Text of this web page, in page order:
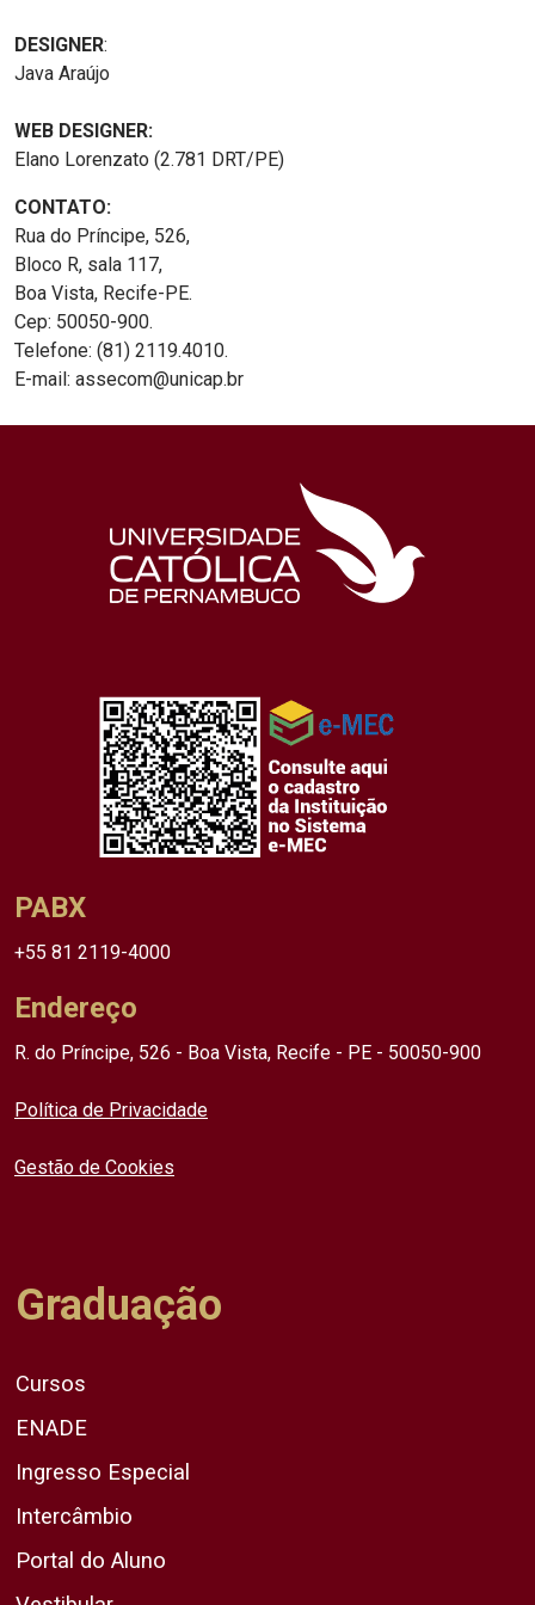
DESIGNER:
Java Araújo
WEB DESIGNER:
Elano Lorenzato (2.781 DRT/PE)
CONTATO:
Rua do Príncipe, 526,
Bloco R, sala 117,
Boa Vista, Recife-PE.
Cep: 50050-900.
Telefone: (81) 2119.4010.
E-mail: assecom@unicap.br
PABX
+55 81 2119-4000
Endereço
R. do Príncipe, 526 - Boa Vista, Recife - PE - 50050-900
Política de Privacidade
Gestão de Cookies
Graduação
Cursos
ENADE
Ingresso Especial
Intercâmbio
Portal do Aluno